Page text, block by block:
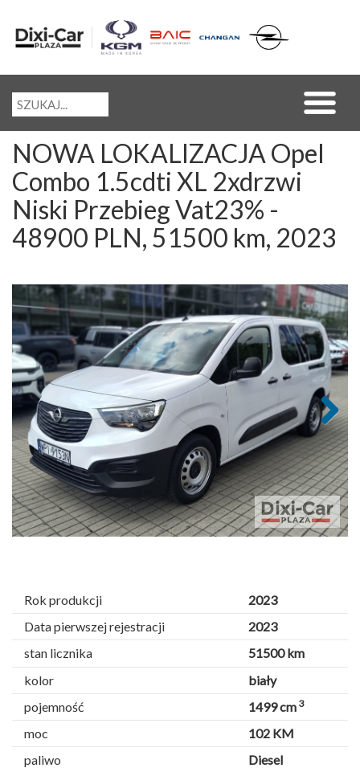
NOWA LOKALIZACJA Opel
Combo 1.5cdti XL 2xdrzwi
Niski Przebieg Vat23% -
48900 PLN, 51500 km, 2023
Next
Rok produkcji
2023
Data pierwszej rejestracji
2023
stan licznika
51500 km
kolor
biały
pojemność
1499 cm 3
moc
102 KM
paliwo
Diesel